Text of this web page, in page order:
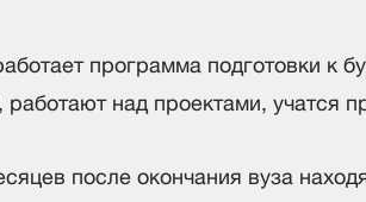
программа подготовки к
над проектами, учатся
после окончания вуза